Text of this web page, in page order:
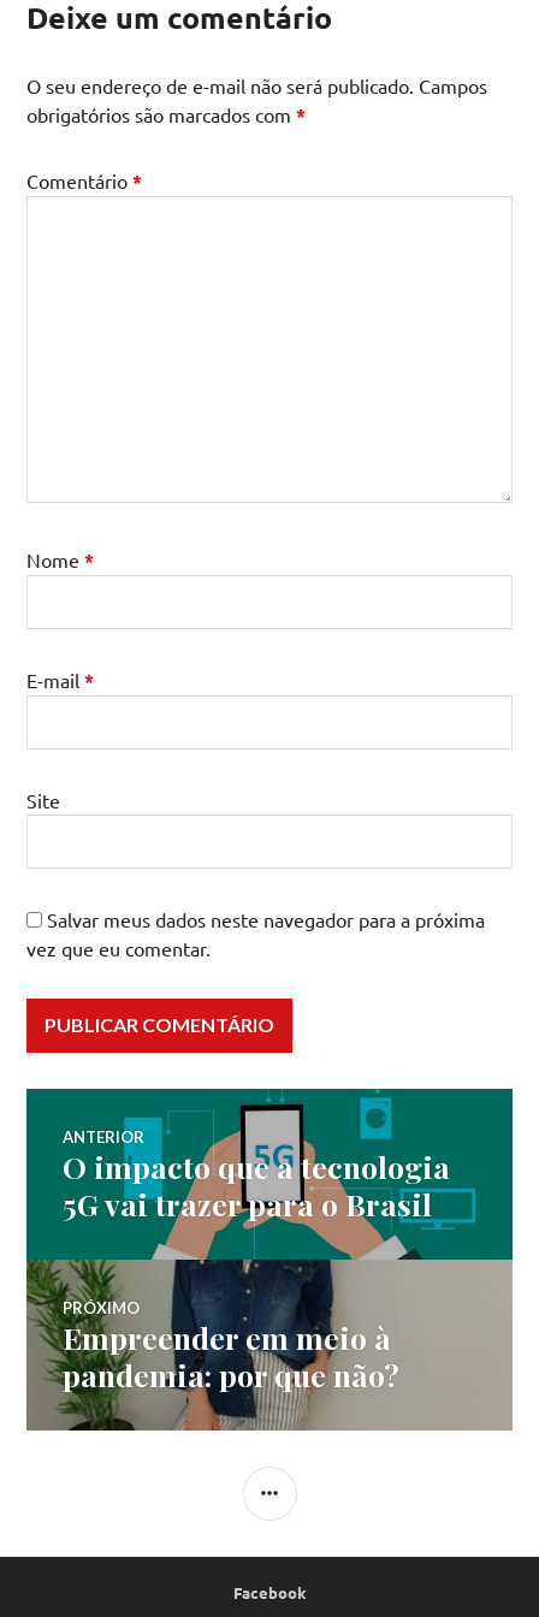
Deixe um comentário
O seu endereço de e-mail não será publicado. Campos
obrigatórios são marcados com*
Comentário*
Nome*
E-mail*
Site
Salvar meus dados neste navegador para a próxima
vez que eu comentar.
Navegação
de
Post
ANTERIOR
Post
anterior:
O impacto que a tecnologia
5G vai trazer para o Brasil
PRÓXIMO
Próximo
post:
Empreender em meio à
pandemia: por que não?
LATERAL
Facebook